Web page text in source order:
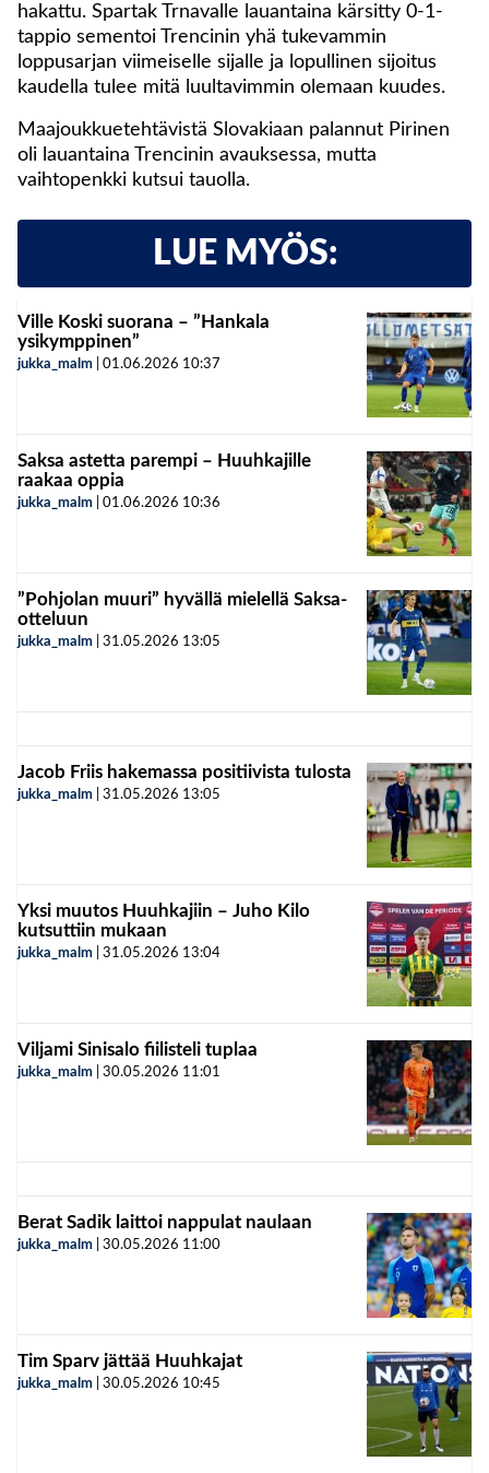
hakattu. Spartak Trnavalle lauantaina kärsitty 0-1-
tappio sementoi Trencinin yhä tukevammin
loppusarjan viimeiselle sijalle ja lopullinen sijoitus
kaudella tulee mitä luultavimmin olemaan kuudes.
Maajoukkuetehtävistä Slovakiaan palannut Pirinen
oli lauantaina Trencinin avauksessa, mutta
vaihtopenkki kutsui tauolla.
LUE MYÖS:
Ville Koski suorana – ”Hankala
ysikymppinen”
jukka_malm 01.06.2026 10:37
Saksa astetta parempi – Huuhkajille
raakaa oppia
jukka_malm 01.06.2026 10:36
”Pohjolan muuri” hyvällä mielellä Saksa-
otteluun
jukka_malm 31.05.2026 13:05
Jacob Friis hakemassa positiivista tulosta
jukka_malm 31.05.2026 13:05
Yksi muutos Huuhkajiin – Juho Kilo
kutsuttiin mukaan
jukka_malm 31.05.2026 13:04
Viljami Sinisalo fiilisteli tuplaa
jukka_malm 30.05.2026 11:01
Berat Sadik laittoi nappulat naulaan
jukka_malm 30.05.2026 11:00
Tim Sparv jättää Huuhkajat
jukka_malm 30.05.2026 10:45